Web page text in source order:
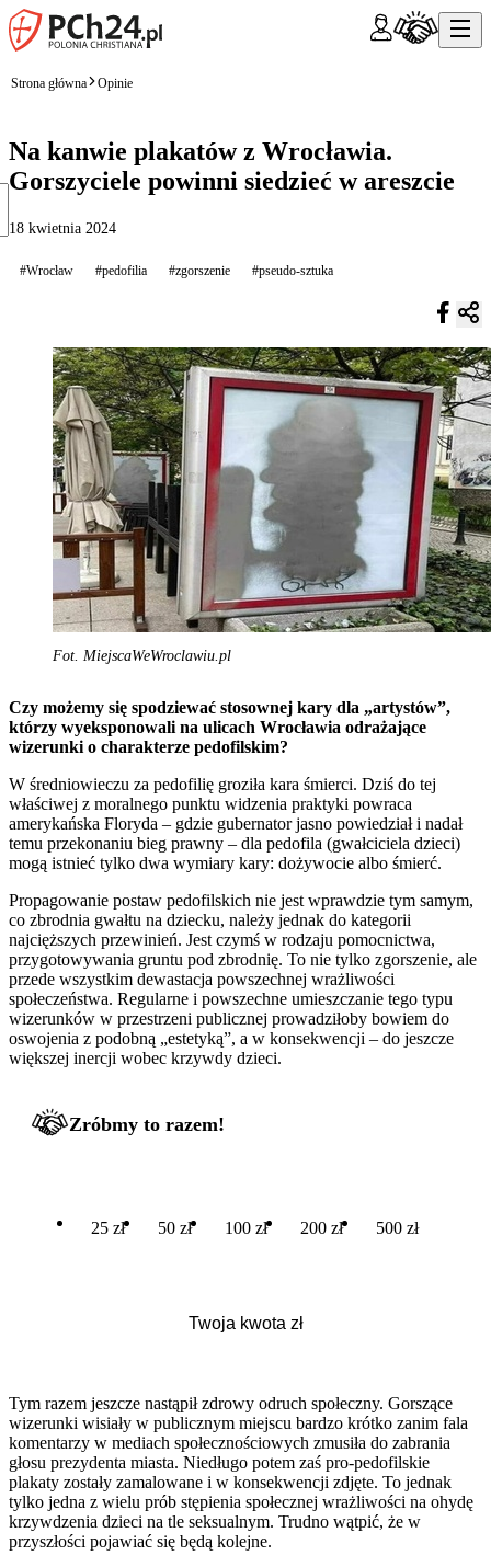
Strona główna Opinie
Na kanwie plakatów z Wrocławia.
Gorszyciele powinni siedzieć w areszcie
18 kwietnia 2024
#Wrocław #pedofilia #zgorszenie #pseudo-sztuka
Fot. MiejscaWeWroclawiu.pl
Czy możemy się spodziewać stosownej kary dla „artystów”,
którzy wyeksponowali na ulicach Wrocławia odrażające
wizerunki o charakterze pedofilskim?
W średniowieczu za pedofilię groziła kara śmierci. Dziś do tej
właściwej z moralnego punktu widzenia praktyki powraca
amerykańska Floryda – gdzie gubernator jasno powiedział i nadał
temu przekonaniu bieg prawny – dla pedofila (gwałciciela dzieci)
mogą istnieć tylko dwa wymiary kary: dożywocie albo śmierć.
Propagowanie postaw pedofilskich nie jest wprawdzie tym samym,
co zbrodnia gwałtu na dziecku, należy jednak do kategorii
najcięższych przewinień. Jest czymś w rodzaju pomocnictwa,
przygotowywania gruntu pod zbrodnię. To nie tylko zgorszenie, ale
przede wszystkim dewastacja powszechnej wrażliwości
społeczeństwa. Regularne i powszechne umieszczanie tego typu
wizerunków w przestrzeni publicznej prowadziłoby bowiem do
oswojenia z podobną „estetyką”, a w konsekwencji – do jeszcze
większej inercji wobec krzywdy dzieci.
Zróbmy to razem!
25 zł 50 zł 100 zł 200 zł 500 zł
Tym razem jeszcze nastąpił zdrowy odruch społeczny. Gorszące
wizerunki wisiały w publicznym miejscu bardzo krótko zanim fala
komentarzy w mediach społecznościowych zmusiła do zabrania
głosu prezydenta miasta. Niedługo potem zaś pro-pedofilskie
plakaty zostały zamalowane i w konsekwencji zdjęte. To jednak
tylko jedna z wielu prób stępienia społecznej wrażliwości na ohydę
krzywdzenia dzieci na tle seksualnym. Trudno wątpić, że w
przyszłości pojawiać się będą kolejne.